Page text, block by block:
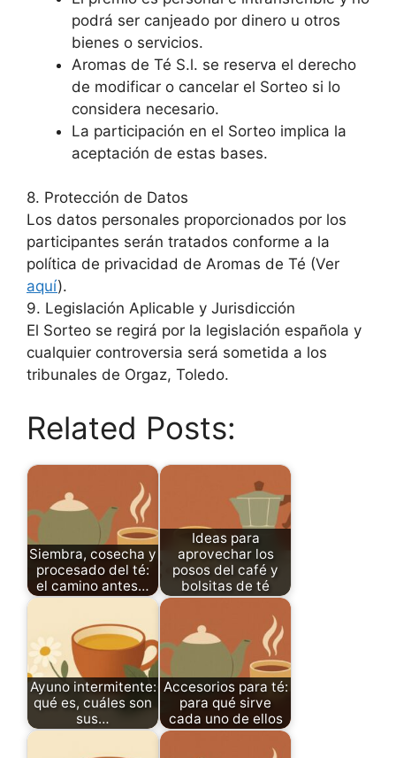
podrá ser canjeado por dinero u otros
bienes o servicios.
Aromas de Té S.l. se reserva el derecho
de modificar o cancelar el Sorteo si lo
considera necesario.
La participación en el Sorteo implica la
aceptación de estas bases.
8. Protección de Datos
Los datos personales proporcionados por los
participantes serán tratados conforme a la
política de privacidad de Aromas de Té (Ver
aquí).
9. Legislación Aplicable y Jurisdicción
El Sorteo se regirá por la legislación española y
cualquier controversia será sometida a los
tribunales de Orgaz, Toledo.
Related Posts:
Siembra, cosecha y
procesado del té:
el camino antes…
Ideas para
aprovechar los
posos del café y
bolsitas de té
Ayuno intermitente:
qué es, cuáles son
sus…
Accesorios para té:
para qué sirve
cada uno de ellos